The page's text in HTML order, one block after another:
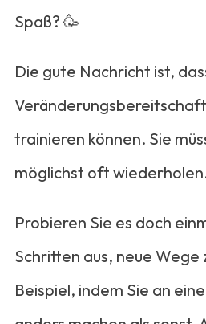
Spaß? 🥳
Die gute Nachricht ist,
trainieren können. Sie
möglichst oft
Probieren Sie es doch
Schritten aus, neue Wege
Beispiel, indem Sie an